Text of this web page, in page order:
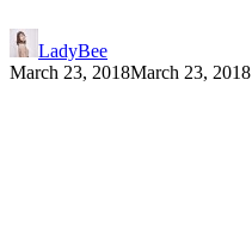
LadyBee
March 23, 2018March 23, 2018